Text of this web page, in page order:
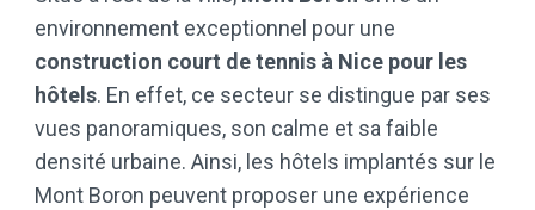
environnement exceptionnel pour une
construction court de tennis à Nice pour les
hôtels. En effet, ce secteur se distingue par ses
vues panoramiques, son calme et sa faible
densité urbaine. Ainsi, les hôtels implantés sur le
Mont Boron peuvent proposer une expérience